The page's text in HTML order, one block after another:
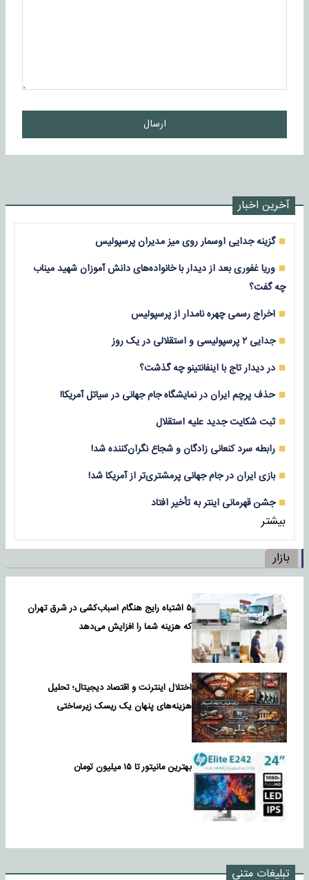
ارسال
آخرین اخبار
گزینه جدایی اوسمار روی میز مدیران پرسپولیس
وریا غفوری بعد از دیدار با خانواده‌های دانش آموزان شهید میناب
چه گفت؟
اخراج رسمی چهره نامدار از پرسپولیس
جدایی ۲ پرسپولیسی و استقلالی در یک روز
در دیدار تاج با اینفانتینو چه گذشت؟
حذف پرچم ایران در نمایشگاه جام جهانی در سیاتل آمریکا!
ثبت شکایت جدید علیه استقلال
رابطه سرد کنعانی زادگان و شجاع نگران‌کننده شد!
بازی‌ ایران در جام جهانی پرمشتری‌تر از آمریکا شد!
جشن قهرمانی اینتر به تأخیر افتاد
بیشتر
بازار
۵ اشتباه رایج هنگام اسباب‌کشی در شرق تهران
که هزینه شما را افزایش می‌دهد
اختلال اینترنت و اقتصاد دیجیتال؛ تحلیل
هزینه‌های پنهان یک ریسک زیرساختی
بهترین مانیتور تا ۱۵ میلیون تومان
تبلیغات متنی